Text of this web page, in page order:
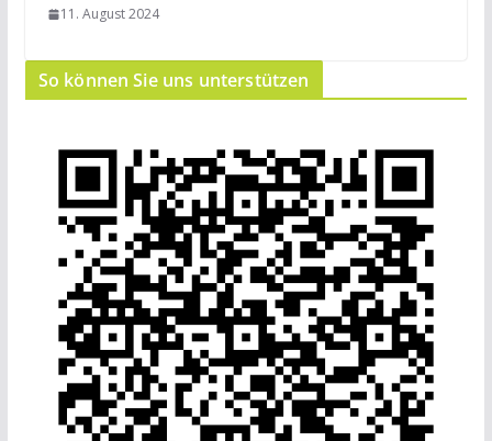
11. August 2024
So können Sie uns unterstützen